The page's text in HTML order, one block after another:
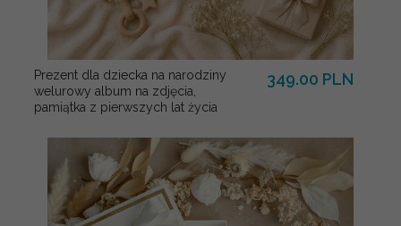
Prezent dla dziecka na narodziny
welurowy album na zdjęcia,
pamiątka z pierwszych lat życia
349.00 PLN